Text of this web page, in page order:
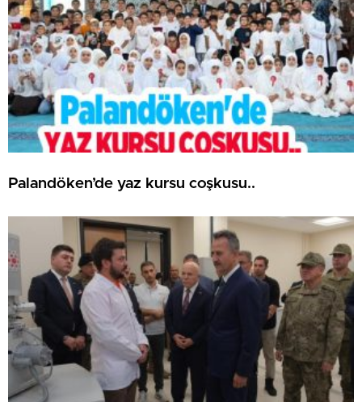
Palandöken’de yaz kursu coşkusu..